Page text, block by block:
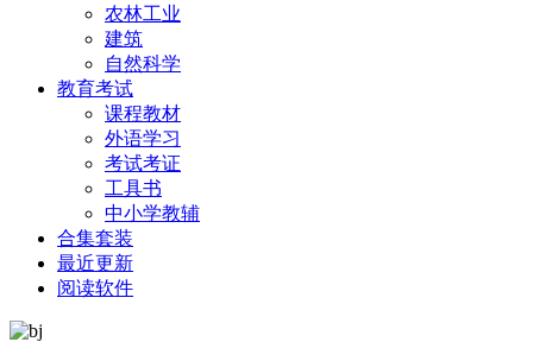
农林工业
建筑
自然科学
教育考试
课程教材
外语学习
考试考证
工具书
中小学教辅
合集套装
最近更新
阅读软件